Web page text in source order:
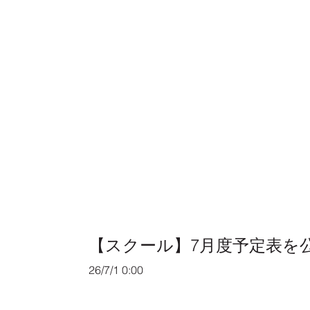
【スクール】7月度予定表を
26/7/1 0:00